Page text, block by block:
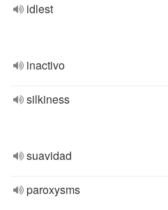
idlest
inactivo
silkiness
suavidad
paroxysms